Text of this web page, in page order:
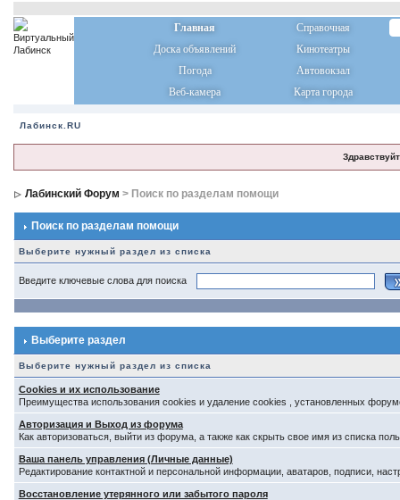
Главная
Справочная
Доска объявлений
Кинотеатры
Погода
Автовокзал
Веб-камера
Карта города
Лабинск.RU
Лабинский Форум > Поиск по разделам помощи
Поиск по разделам помощи
Выберите нужный раздел из списка
Введите ключевые слова для поиска
Выберите раздел
Выберите нужный раздел из списка
Cookies и их использование
Преимущества использования cookies и удаление cookies , установленных
Авторизация и Выход из форума
Как авторизоваться, выйти из форума, а также как скрыть свое имя из списка
Ваша панель управления (Личные данные)
Редактирование контактной и персональной информации, аватаров, подписи,
Восстановление утерянного или забытого пароля